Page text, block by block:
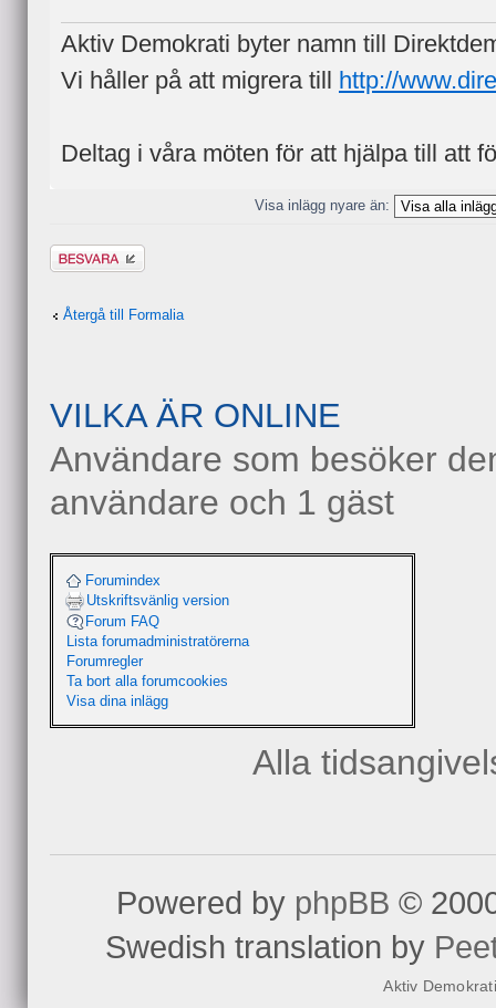
Aktiv Demokrati byter namn till
Vi håller på att migrera till
http://
Deltag i våra möten för att hjälpa till att
Visa inlägg nyare än:
Besvara
Återgå till Formalia
VILKA ÄR ONLINE
Användare som besöker
användare och 1 gäst
Forumindex
Utskriftsvänlig version
Forum FAQ
Lista forumadministratörerna
Forumregler
Ta bort alla forumcookies
Visa dina inlägg
Alla
Powered by phpBB ©
Swedish translation by
Aktiv Demokrati